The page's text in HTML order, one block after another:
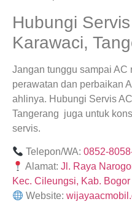
Hubungi
Karawaci,
Jangan tunggu sampai AC
perawatan dan perbaikan
ahlinya. Hubungi Servis
Tangerang juga untuk
servis.
Telepon/WA:0852-
Alamat:Jl. Raya
Kec. Cileungsi, Kab. Bogor
Website: